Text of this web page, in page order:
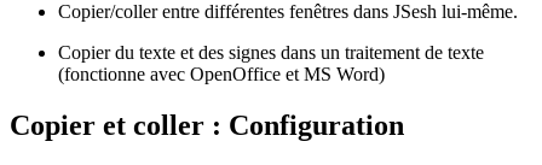
Copier/coller entre différentes fenêtres dans JSesh lui-même.
Copier du texte et des signes dans un traitement de texte
(fonctionne avec OpenOffice et MS Word)
Copier et coller : Configuration